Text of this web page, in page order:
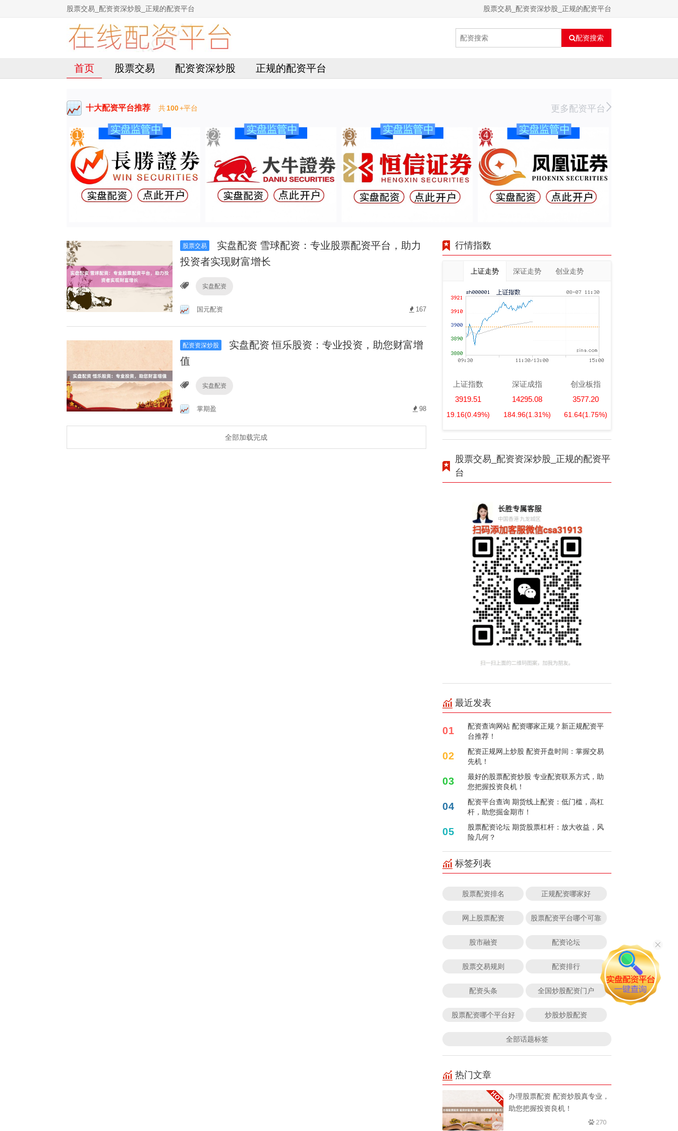
股票交易_配资资深炒股_正规的配资平台 股票交易_配资资深炒股_正规的配资平台
配资搜索
首页 股票交易 配资资深炒股 正规的配资平台
十大配资平台推荐 共100+平台 更多配资平台
股票交易
实盘配资 雪球配资：专业股票配资平台，助力
投资者实现财富增长
实盘配资
国元配资 167
配资资深炒股
实盘配资 恒乐股资：专业投资，助您财富增
值
实盘配资
掌期盈 98
全部加载完成
行情指数
上证走势 深证走势 创业走势
上证指数
3919.51
19.16(0.49%)
深证成指
14295.08
184.96(1.31%)
创业板指
3577.20
61.64(1.75%)
股票交易_配资资深炒股_正规的配资平
台
最近发表
01
配资查询网站 配资哪家正规？新正规配资平
台推荐！
02
配资正规网上炒股 配资开盘时间：掌握交易
先机！
03
最好的股票配资炒股 专业配资联系方式，助
您把握投资良机！
04
配资平台查询 期货线上配资：低门槛，高杠
杆，助您掘金期市！
05
股票配资论坛 期货股票杠杆：放大收益，风
险几何？
标签列表
股票配资排名 正规配资哪家好
网上股票配资 股票配资平台哪个可靠
股市融资 配资论坛
股票交易规则 配资排行
配资头条 全国炒股配资门户
股票配资哪个平台好 炒股炒股配资
全部话题标签
热门文章
办理股票配资 配资炒股真专业，
助您把握投资良机！
270